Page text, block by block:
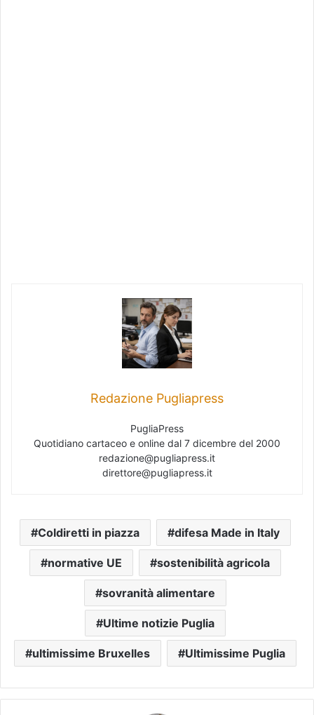
Redazione Pugliapress
PugliaPress
Quotidiano cartaceo e online dal 7 dicembre del 2000
redazione@pugliapress.it
direttore@pugliapress.it
Coldiretti in piazza difesa Made in Italy
normative UE sostenibilità agricola
sovranità alimentare
Ultime notizie Puglia
ultimissime Bruxelles Ultimissime Puglia